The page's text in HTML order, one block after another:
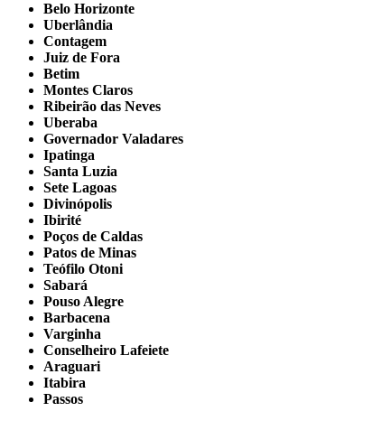
Belo Horizonte
Uberlândia
Contagem
Juiz de Fora
Betim
Montes Claros
Ribeirão das Neves
Uberaba
Governador Valadares
Ipatinga
Santa Luzia
Sete Lagoas
Divinópolis
Ibirité
Poços de Caldas
Patos de Minas
Teófilo Otoni
Sabará
Pouso Alegre
Barbacena
Varginha
Conselheiro Lafeiete
Araguari
Itabira
Passos